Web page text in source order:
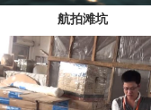
航拍滩坑